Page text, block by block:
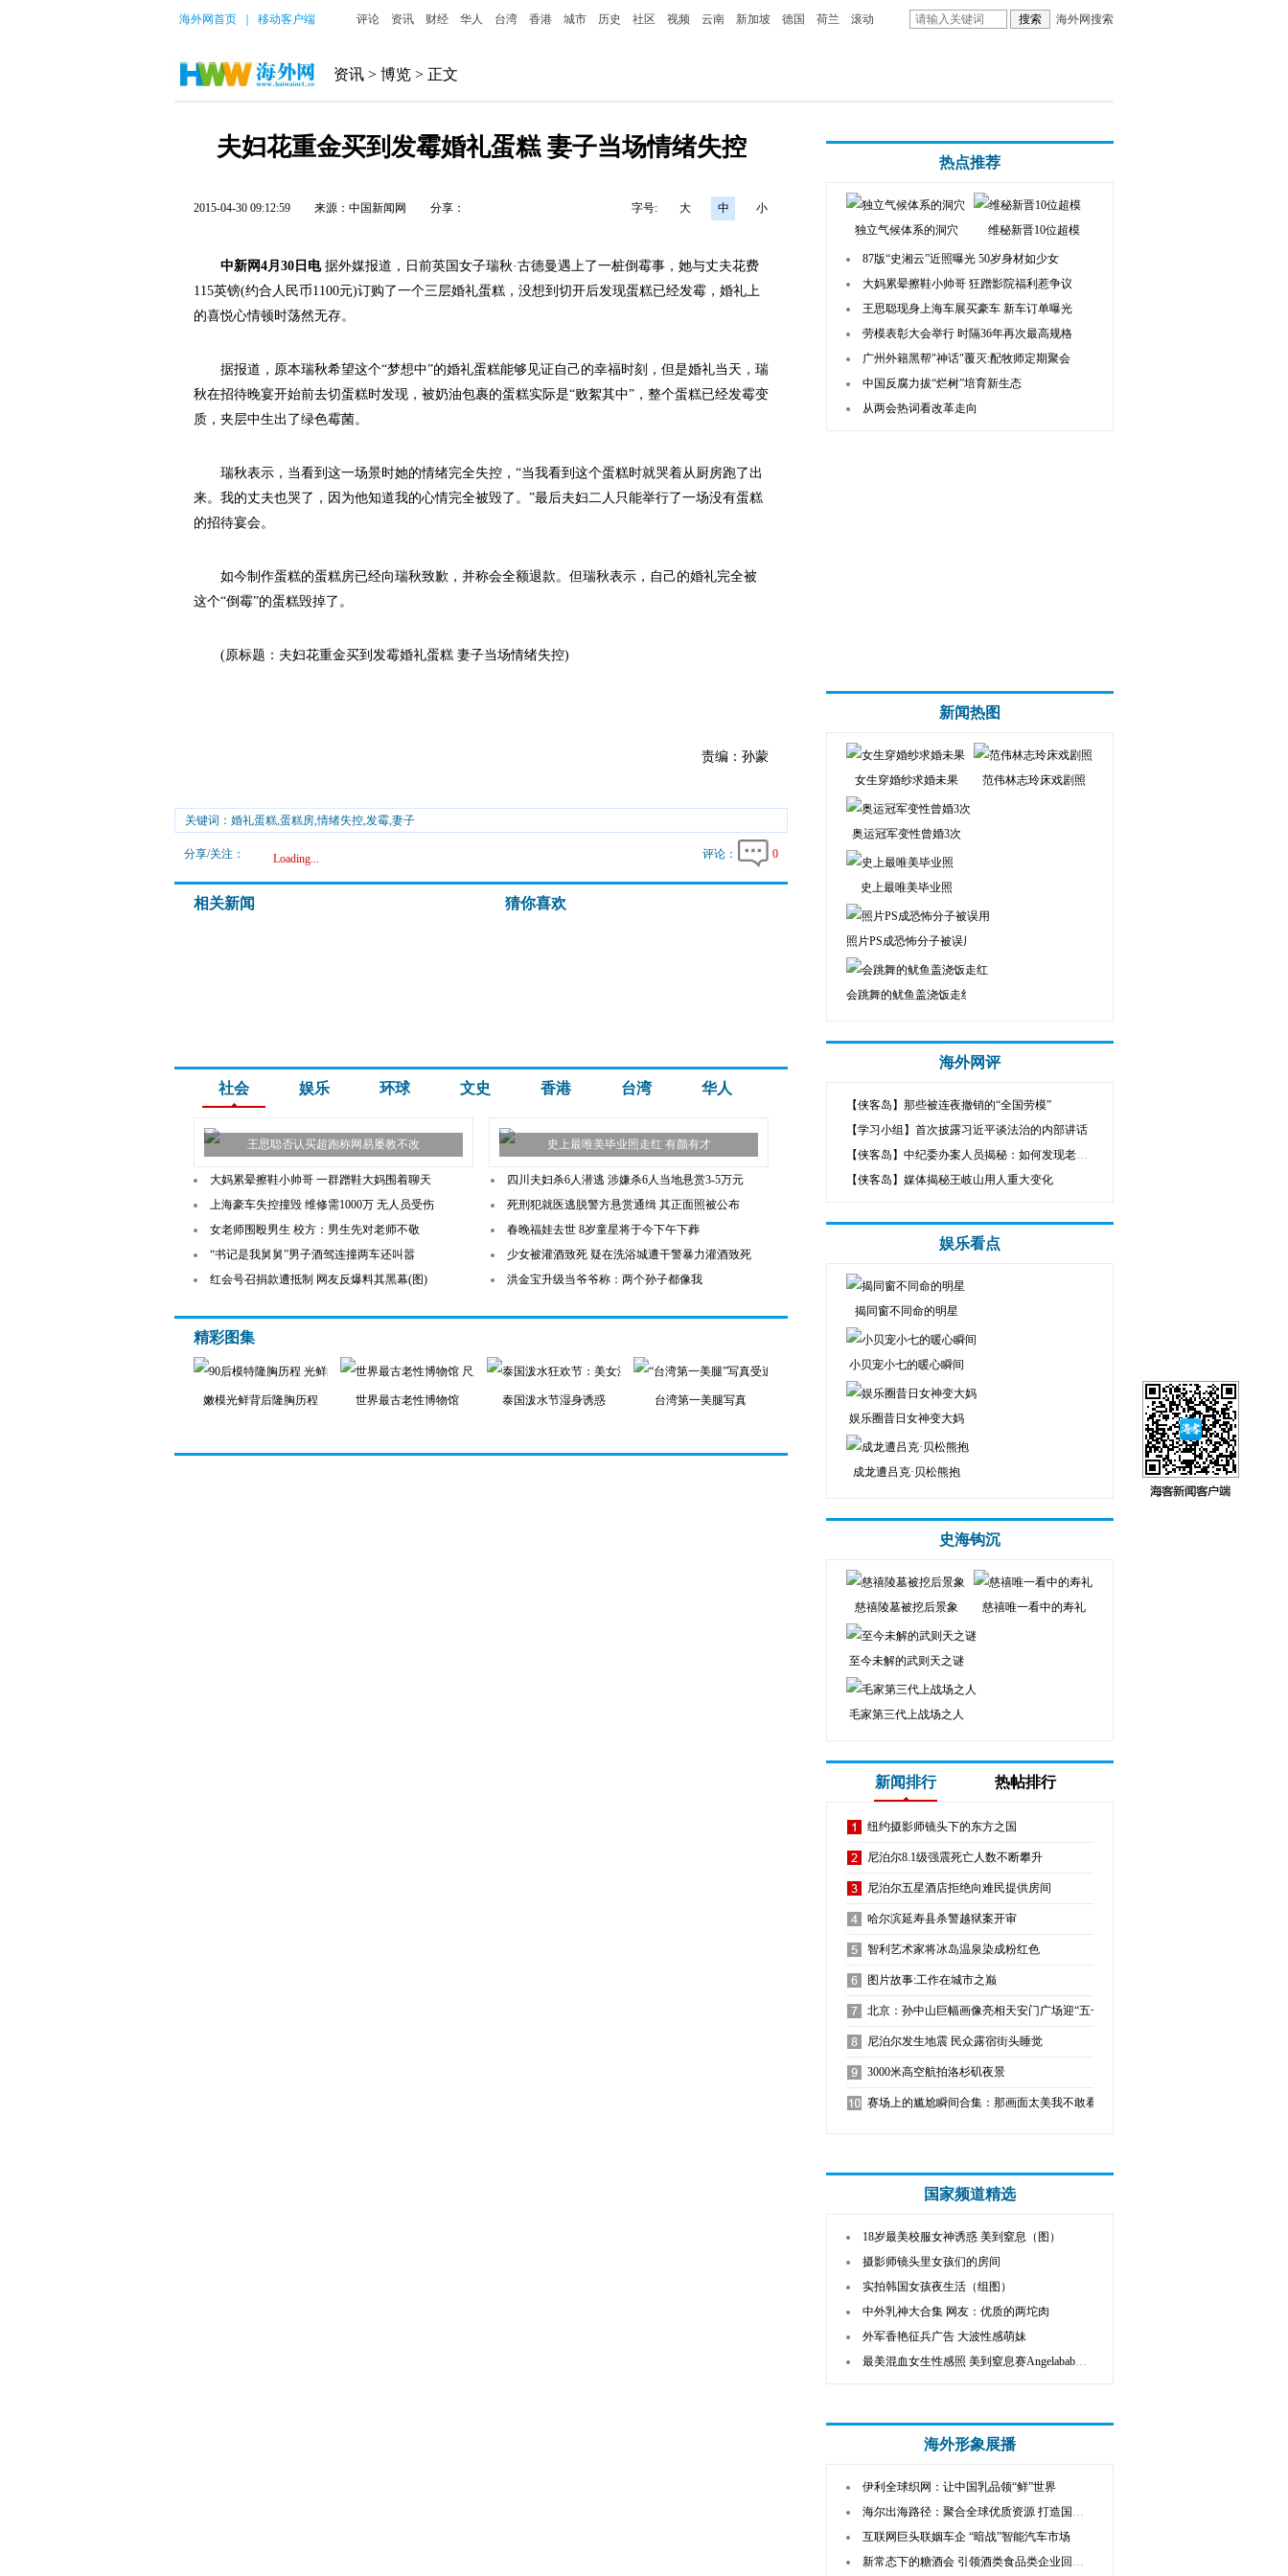
海外网搜索
海外网首页 移动客户端 评论 资讯 财经 华人 台湾 香港 城市 历史 社区 视频 云南 新加坡 德国 荷兰 滚动
资讯 > 博览 > 正文
夫妇花重金买到发霉婚礼蛋糕 妻子当场情绪失控
2015-04-30 09:12:59 来源：中国新闻网 分享： 字号: 大 中 小
中新网4月30日电据外媒报道，日前英国女子瑞秋·古德曼遇上了一桩倒霉事，她与丈夫花费
115英镑(约合人民币1100元)订购了一个三层婚礼蛋糕，没想到切开后发现蛋糕已经发霉，婚礼上
的喜悦心情顿时荡然无存。
据报道，原本瑞秋希望这个“梦想中”的婚礼蛋糕能够见证自己的幸福时刻，但是婚礼当天，瑞
秋在招待晚宴开始前去切蛋糕时发现，被奶油包裹的蛋糕实际是“败絮其中”，整个蛋糕已经发霉变
质，夹层中生出了绿色霉菌。
瑞秋表示，当看到这一场景时她的情绪完全失控，“当我看到这个蛋糕时就哭着从厨房跑了出
来。我的丈夫也哭了，因为他知道我的心情完全被毁了。”最后夫妇二人只能举行了一场没有蛋糕
的招待宴会。
如今制作蛋糕的蛋糕房已经向瑞秋致歉，并称会全额退款。但瑞秋表示，自己的婚礼完全被
这个“倒霉”的蛋糕毁掉了。
(原标题：夫妇花重金买到发霉婚礼蛋糕 妻子当场情绪失控)
责编：孙蒙
关键词：婚礼蛋糕,蛋糕房,情绪失控,发霉,妻子
分享/关注： Loading... 评论： 0
相关新闻 猜你喜欢
社会 娱乐 环球 文史 香港 台湾 华人
王思聪否认买超跑称网易屡教不改 史上最唯美毕业照走红 有颜有才
大妈累晕擦鞋小帅哥 一群蹭鞋大妈围着聊天
上海豪车失控撞毁 维修需1000万 无人员受伤
女老师围殴男生 校方：男生先对老师不敬
“书记是我舅舅”男子酒驾连撞两车还叫嚣
红会号召捐款遭抵制 网友反爆料其黑幕(图)
四川夫妇杀6人潜逃 涉嫌杀6人当地悬赏3-5万元
死刑犯就医逃脱警方悬赏通缉 其正面照被公布
春晚福娃去世 8岁童星将于今下午下葬
少女被灌酒致死 疑在洗浴城遭干警暴力灌酒致死
洪金宝升级当爷爷称：两个孙子都像我
精彩图集
嫩模光鲜背后隆胸历程 世界最古老性博物馆 泰国泼水节湿身诱惑 台湾第一美腿写真
热点推荐
独立气候体系的洞穴 维秘新晋10位超模
87版“史湘云”近照曝光 50岁身材如少女
大妈累晕擦鞋小帅哥 狂蹭影院福利惹争议
王思聪现身上海车展买豪车 新车订单曝光
劳模表彰大会举行 时隔36年再次最高规格
广州外籍黑帮"神话"覆灭:配牧师定期聚会
中国反腐力拔“烂树”培育新生态
从两会热词看改革走向
新闻热图
女生穿婚纱求婚未果 范伟林志玲床戏剧照
奥运冠军变性曾婚3次
史上最唯美毕业照
照片PS成恐怖分子被误用
会跳舞的鱿鱼盖浇饭走红
海外网评
【侠客岛】那些被连夜撤销的“全国劳模”
【学习小组】首次披露习近平谈法治的内部讲话
【侠客岛】中纪委办案人员揭秘：如何发现老虎的线索
【侠客岛】媒体揭秘王岐山用人重大变化
娱乐看点
揭同窗不同命的明星
小贝宠小七的暖心瞬间
娱乐圈昔日女神变大妈
成龙遭吕克·贝松熊抱
史海钩沉
慈禧陵墓被挖后景象 慈禧唯一看中的寿礼
至今未解的武则天之谜
毛家第三代上战场之人
新闻排行 热帖排行
纽约摄影师镜头下的东方之国
尼泊尔8.1级强震死亡人数不断攀升
尼泊尔五星酒店拒绝向难民提供房间
哈尔滨延寿县杀警越狱案开审
智利艺术家将冰岛温泉染成粉红色
图片故事:工作在城市之巅
北京：孙中山巨幅画像亮相天安门广场迎“五一”
尼泊尔发生地震 民众露宿街头睡觉
3000米高空航拍洛杉矶夜景
赛场上的尴尬瞬间合集：那画面太美我不敢看
国家频道精选
18岁最美校服女神诱惑 美到窒息（图）
摄影师镜头里女孩们的房间
实拍韩国女孩夜生活（组图）
中外乳神大合集 网友：优质的两坨肉
外军香艳征兵广告 大波性感萌妹
最美混血女生性感照 美到窒息赛Angelababy（图集）
海外形象展播
伊利全球织网：让中国乳品领“鲜”世界
海尔出海路径：聚合全球优质资源 打造国际名牌
互联网巨头联姻车企 “暗战”智能汽车市场
新常态下的糖酒会 引领酒类食品类企业回归理性